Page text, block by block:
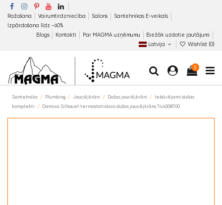
Ražošana Vairumtirdzniecība Salons
Santehnikas E-veikals
Izpārdošana līdz −60%
Blogs
Kontakti Par MAGMA uzņēmumu
Biežāk uzdotie jautājumi
Latvija
Wishlist (0)
0
Santehnika Plumbing Jaucējkrāni Dušas jaucējkrāni
Iebūvējami dušas
komplekti
Damixa Silhouet termostatiskais dušas jaucējkrāns 744008700